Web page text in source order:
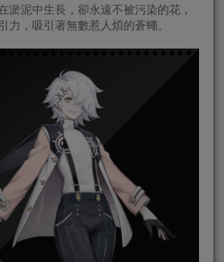
淤泥中生長，卻永遠不被污染的花，
力，吸引著無數惹人煩的蒼蠅。